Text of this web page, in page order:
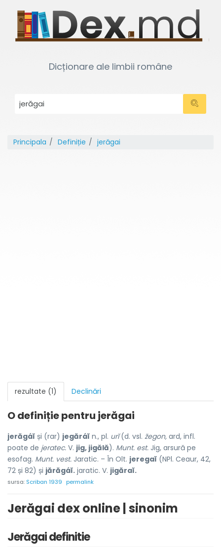
Dicționare ale limbii române
Principala Definiție jerăgai
rezultate (1) Declinări
O definiție pentru jerăgai
jerăgáĭ și (rar) jegăráĭ n., pl. urĭ(d. vsl. žegon, ard, infl.
poate de jeratec. V. jig, jigălă). Munt. est. Jig, arsură pe
esofag. Munt. vest. Jaratic. – În Olt. jeregaĭ (NPl. Ceaur, 42,
72 și 82) și jărăgáĭ. jaratic. V. jigăraĭ.
sursa: Scriban 1939 permalink
Jerăgai dex online | sinonim
Jerăgai definitie